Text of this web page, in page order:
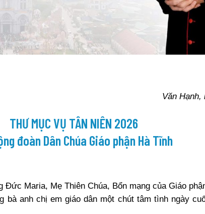
Văn Hạnh,
THƯ MỤC VỤ TÂN NIÊN 2026
đoàn Dân Chúa Giáo phận Hà Tĩnh
Đức Maria, Mẹ Thiên Chúa, Bổn mạng của Giáo
bà anh chị em giáo dân một chút tâm tình ngày